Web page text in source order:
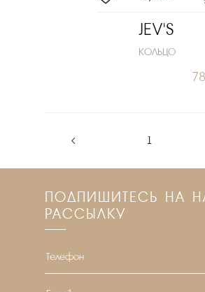
JEV'S
КОЛЬЦО
‹ 1
ПОДПИШИТЕСЬ НА
РАССЫЛКУ